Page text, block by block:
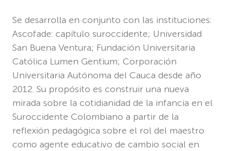
Se desarrolla en conjunto con las instituciones:
Ascofade: capítulo suroccidente; Universidad
San Buena Ventura; Fundación Universitaria
Católica Lumen Gentium; Corporación
Universitaria Autónoma del Cauca desde año
2012. Su propósito es construir una nueva
mirada sobre la cotidianidad de la infancia en el
Suroccidente Colombiano a partir de la
reflexión pedagógica sobre el rol del maestro
como agente educativo de cambio social en